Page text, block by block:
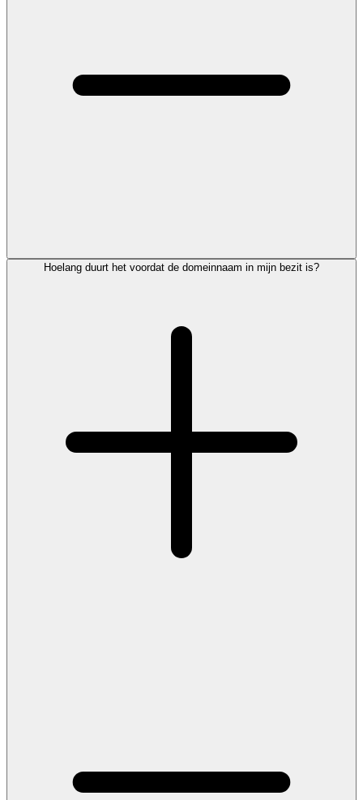
Hoelang duurt het voordat de domeinnaam in mijn bezit is?